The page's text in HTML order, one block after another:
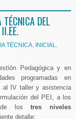
DEL
TÉCNICA, INICIAL,
Pedagógica y en
programadas en
al IV taller y asistencia
del PEI, a los
de lostres niveles
detalle: